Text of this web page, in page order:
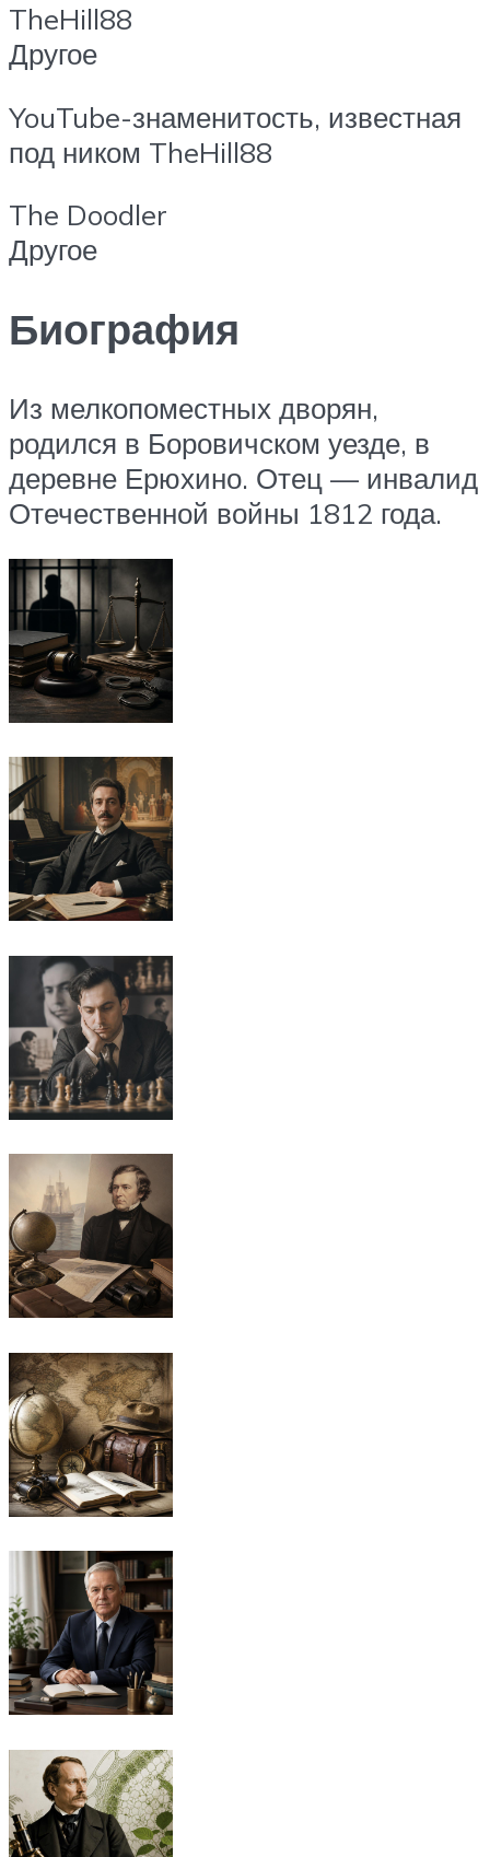
TheHill88
Другое
YouTube-знаменитость, известная
под ником TheHill88
The Doodler
Другое
Биография
Из мелкопоместных дворян,
родился в Боровичском уезде, в
деревне Ерюхино. Отец — инвалид
Отечественной войны 1812 года.